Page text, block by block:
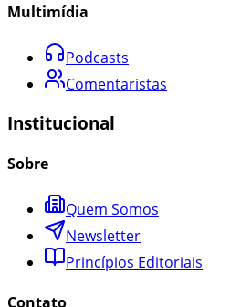
Multimídia
Podcasts
Comentaristas
Institucional
Sobre
Quem Somos
Newsletter
Princípios Editoriais
Contato